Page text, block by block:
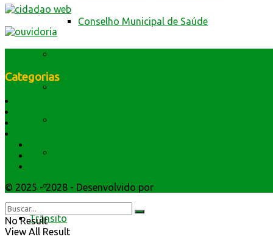
Conselho Municipal de Saúde
Fale com a prefeitura
Trânsito
Categorias
Lei Orgânica
Atendimento
© 2025 - 2028 - Desenvolvido por
No Result
View All Result